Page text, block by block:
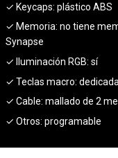
✓ Keycaps: plástico ABS
✓ Memoria: no tiene
Synapse
✓ Iluminación RGB: sí
✓ Teclas macro:
✓ Cable: mallado de 2
✓ Otros: programable